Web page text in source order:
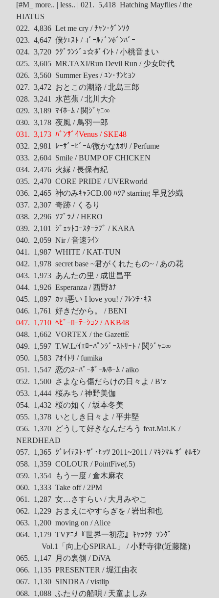
SONY PS5表示: 我們是賣路由器的。
Live Your Dream – 今、はじめよう | 17LIVE (イチナナ)
乃木坂46 『世界中の隣人よ』
AKB48 Team TP｜2020 愚人節特別企劃(官方youtube)
Recent Comments
Wen on HINET 神路由
akw28888onHINET 神路由
伊onBEING 系藝人占卜
Shinodaon第53回 輝く！日本レコード大賞 AKB48 受賞
ShiwunonORICON オリコン芸能ニュース APK 無廣告版
tabahiko on ORICON オリコン芸能ニュース APK 無廣告
版
Hina on Textcube的Nginx Rewrite
ZARD Request Best ～beautiful memory～
ORICON RANK
Archives
Archives
[#M_ more.. | less.. |021. 5,418 Hatching Mayflies / the
HIATUS
022. 4,836 Let me cry / ﾁｬﾝ･ｸﾞﾝｿｸ
023. 4,647 僕ｸｴｽﾄ / ｺﾞｰﾙﾃﾞﾝﾎﾞﾝﾊﾞｰ
024. 3,720 ﾗｸﾞﾗﾝｼﾞｭ☆ﾎﾟｲﾝﾄ / 小桃音まい
025. 3,605 MR.TAXI/Run Devil Run / 少女時代
026. 3,560 Summer Eyes / ﾕﾝ･ｻﾝﾋｮﾝ
027. 3,472 おとこの潮路 / 北島三郎
028. 3,241 水芭蕉 / 北川大介
029. 3,189 ﾏｲﾎｰﾑ / 関ｼﾞｬﾆ∞
030. 3,178 夜風 / 鳥羽一郎
031. 3,173 ﾊﾞﾝｻﾞｲVenus / SKE48
032. 2,981 ﾚｰｻﾞｰﾋﾞｰﾑ/微かなｶｵﾘ / Perfume
033. 2,604 Smile / BUMP OF CHICKEN
034. 2,476 火縁 / 長保有紀
035. 2,470 CORE PRIDE / UVERworld
036. 2,465 神のみｷｬﾗCD.00 ﾊｸｱ starring 早見沙織
037. 2,307 奇跡 / くるり
038. 2,296 ｿﾌﾟﾗﾉ / HERO
039. 2,101 ｼﾞｪｯﾄｺｰｽﾀｰﾗﾌﾞ / KARA
040. 2,059 Nir / 音速ﾗｲﾝ
041. 1,987 WHITE / KAT-TUN
042. 1,978 secret base ~君がくれたもの~ / あの花
043. 1,973 あんたの里 / 成世昌平
044. 1,926 Esperanza / 西野ｶﾅ
045. 1,897 ｶｯｺ悪い I love you! / ﾌﾚﾝﾁ･ｷｽ
046. 1,761 好きだから。 / BENI
047. 1,710 ﾍﾋﾞｰﾛｰﾃｰｼｮﾝ / AKB48
048. 1,662 VORTEX / the GazettE
049. 1,597 T.W.L/ｲｴﾛｰﾊﾟﾝｼﾞｰｽﾄﾘｰﾄ / 関ｼﾞｬﾆ∞
050. 1,583 ｱｵｲﾄﾘ / fumika
051. 1,547 恋のｽｰﾊﾟｰﾎﾞｰﾙ/ﾎｰﾑ / aiko
052. 1,500 さよなら傷だらけの日々よ / B’z
053. 1,444 桜みち / 神野美伽
054. 1,432 桜の如く / 坂本冬美
055. 1,378 いとしき日々よ / 平井堅
056. 1,370 どうして好きなんだろう feat.Mai.K /
NERDHEAD
057. 1,365 ｸﾞﾚｲﾃｽﾄ･ｻﾞ･ﾋｯﾂ 2011~2011 / ﾏｷｼﾏﾑ ｻﾞ ﾎﾙﾓﾝ
058. 1,359 COLOUR / PointFive(.5)
059. 1,354 もう一度 / 倉木麻衣
060. 1,333 Take off / 2PM
061. 1,287 女…さすらい / 大月みやこ
062. 1,229 おまえにやすらぎを / 岩出和也
063. 1,200 moving on / Alice
064. 1,179 TVｱﾆﾒ『世界一初恋』ｷｬﾗｸﾀｰｿﾝｸﾞ
Vol.1「向上心SPIRAL」 / 小野寺律(近藤隆)
065. 1,147 月の裏側 / DiVA
066. 1,135 PRESENTER / 堀江由衣
067. 1,130 SINDRA / vistlip
068. 1,088 ふたりの船唄 / 天童よしみ